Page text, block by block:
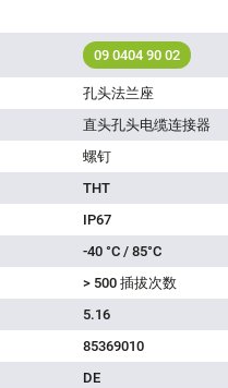
09 0404 90 02
孔头法兰座
直头孔头电缆连接器
螺钉
THT
IP67
-40 °C / 85°C
> 500 插拔次数
5.16
85369010
DE